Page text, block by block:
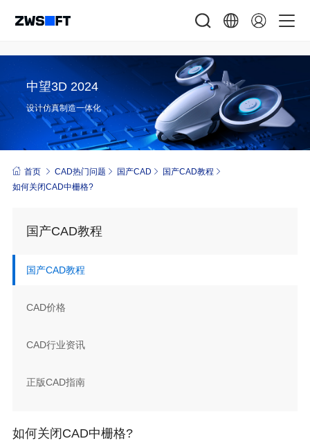
中望3D 2024
设计仿真制造一体化
首页 CAD热门问题 国产CAD
国产CAD教程
如何关闭CAD中栅格?
国产CAD教程
国产CAD教程
CAD价格
CAD行业资讯
正版CAD指南
如何关闭CAD中栅格?